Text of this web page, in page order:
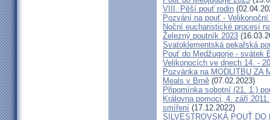
VIII. Pěší pouť rodin
Pozvání na pouť -
Noční eucharistické procesí
Železný poutník 2023
Svatoklementská pekařská
Pouť do Medžugorje - svátek
Velikonocích ve dnech 14. -
Pozvánka na MODLITBU ZA
Meals v Brně (07.02.2023)
Připomínka sobotní (21. 1.)
Královna pomoci, 4. září
smíření (17.12.2022)
SILVESTROVSKÁ POUŤ DO